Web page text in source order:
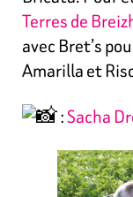
Terres de
avec Bret’s
Amarilla et
:Sacha